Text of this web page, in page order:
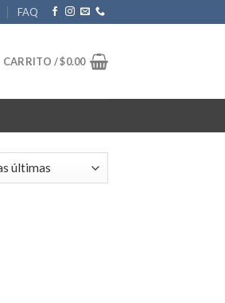
FAQ
CARRITO /$0.00